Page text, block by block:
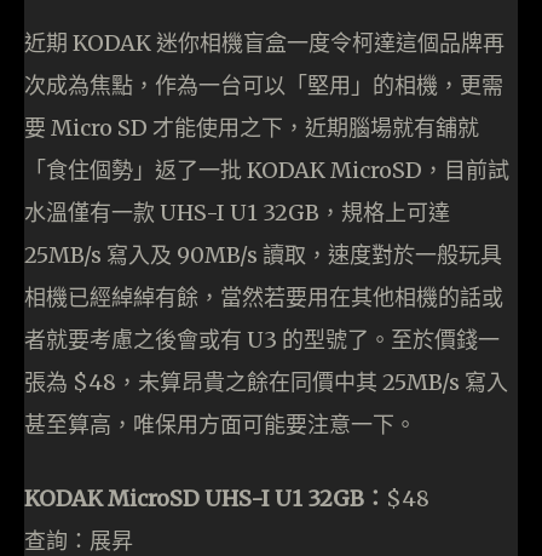
近期 KODAK 迷你相機盲盒一度令柯達這個品牌再
次成為焦點，作為一台可以「堅用」的相機，更需
要 Micro SD 才能使用之下，近期腦場就有舖就
「食住個勢」返了一批 KODAK MicroSD，目前試
水溫僅有一款 UHS-I U1 32GB，規格上可達
25MB/s 寫入及 90MB/s 讀取，速度對於一般玩具
相機已經綽綽有餘，當然若要用在其他相機的話或
者就要考慮之後會或有 U3 的型號了。至於價錢一
張為 $48，未算昂貴之餘在同價中其 25MB/s 寫入
甚至算高，唯保用方面可能要注意一下。
KODAK MicroSD UHS-I U1 32GB： $48
查詢：展昇